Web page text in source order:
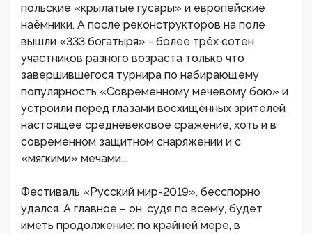
польские «крылатые гусары» и европейские
наёмники. А после реконструкторов на поле
вышли «333 богатыря» - более трёх сотен
участников разного возраста только что
завершившегося турнира по набирающему
популярность «Современному мечевому бою» и
устроили перед глазами восхищённых зрителей
настоящее средневековое сражение, хоть и в
современном защитном снаряжении и с
«мягкими» мечами.…
Фестиваль «Русский мир-2019», бесспорно
удался. А главное – он, судя по всему, будет
иметь продолжение: по крайней мере, в